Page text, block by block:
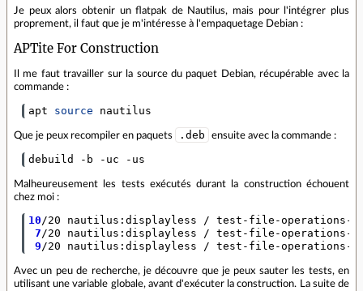
Je peux alors obtenir un flatpak de Nautilus, mais pour l'intégrer plus
proprement, il faut que je m'intéresse à l'empaquetage Debian :
APTite For Construction
Il me faut travailler sur la source du paquet Debian, récupérable avec la
commande :
apt source nautilus
Que je peux recompiler en paquets .deb ensuite avec la commande :
debuild -b -uc -us
Malheureusement les tests exécutés durant la construction échouent
chez moi :
10/20 nautilus:displayless / test-file-
7/20 nautilus:displayless / test-file-
9/20 nautilus:displayless / test-file-
Avec un peu de recherche, je découvre que je peux sauter les tests, en
utilisant une variable globale, avant d'exécuter la construction. La suite de